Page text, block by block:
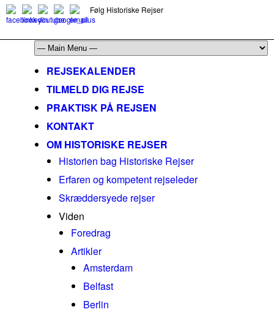
Følg Historiske Rejser
REJSEKALENDER
TILMELD DIG REJSE
PRAKTISK PÅ REJSEN
KONTAKT
OM HISTORISKE REJSER
Historien bag Historiske Rejser
Erfaren og kompetent rejseleder
Skræddersyede rejser
Viden
Foredrag
Artikler
Amsterdam
Belfast
Berlin